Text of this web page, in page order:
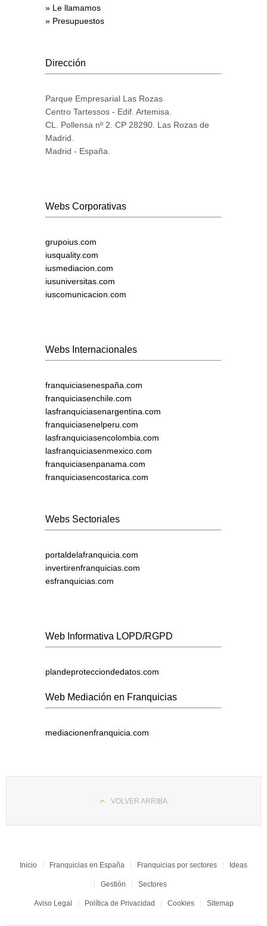
» Le llamamos
» Presupuestos
Dirección
Parque Empresarial Las Rozas
Centro Tartessos - Edif. Artemisa.
CL. Pollensa nº 2. CP 28290. Las Rozas de
Madrid.
Madrid - España.
Webs Corporativas
grupoius.com
iusquality.com
iusmediacion.com
iusuniversitas.com
iuscomunicacion.com
Webs Internacionales
franquiciasenespaña.com
franquiciasenchile.com
lasfranquiciasenargentina.com
franquiciasenelperu.com
lasfranquiciasencolombia.com
lasfranquiciasenmexico.com
franquiciasenpanama.com
franquiciasencostarica.com
Webs Sectoriales
portaldelafranquicia.com
invertirenfranquicias.com
esfranquicias.com
Web Informativa LOPD/RGPD
plandeprotecciondedatos.com
Web Mediación en Franquicias
mediacionenfranquicia.com
VOLVER ARRIBA
Inicio Franquicias en España Franquicias por sectores Ideas
Gestión Sectores
Aviso Legal Política de Privacidad Cookies Sitemap